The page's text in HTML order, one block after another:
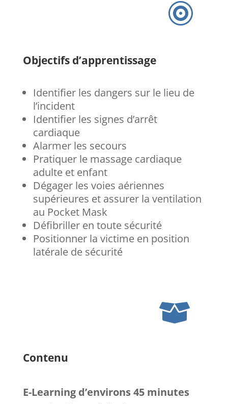

Objectifs d’apprentissage
Identifier les dangers sur le lieu de
l’incident
Identifier les signes d’arrêt
cardiaque
Alarmer les secours
Pratiquer le massage cardiaque
adulte et enfant
Dégager les voies aériennes
supérieures et assurer la ventilation
au Pocket Mask
Défibriller en toute sécurité
Positionner la victime en position
latérale de sécurité

Contenu
E-Learning d’environs 45 minutes